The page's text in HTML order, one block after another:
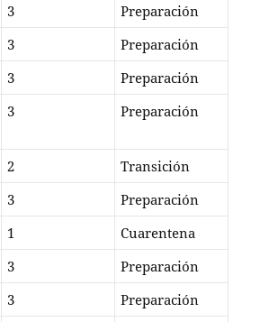
3
Preparación
3
Preparación
3
Preparación
3 Preparación
2
Transición
3
Preparación
1
Cuarentena
3
Preparación
3
Preparación